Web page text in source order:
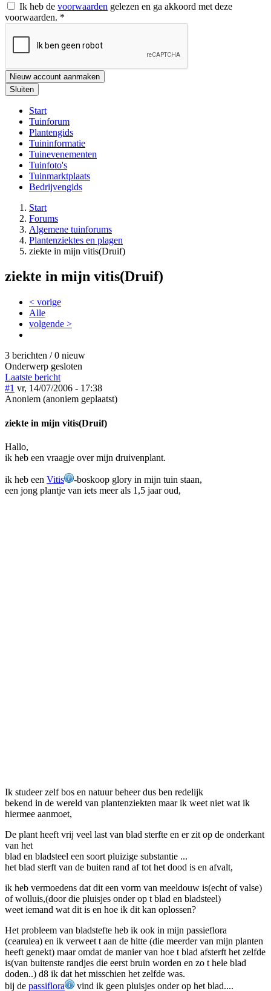
Ik heb de voorwaarden gelezen en ga akkoord met deze
voorwaarden. *
Nieuw account aanmaken
Sluiten
Start
Tuinforum
Plantengids
Tuininformatie
Tuinevenementen
Tuinfoto's
Tuinmarktplaats
Bedrijvengids
Start
Forums
Algemene tuinforums
Plantenziektes en plagen
ziekte in mijn vitis(Druif)
ziekte in mijn vitis(Druif)
< vorige
Alle
volgende >
3 berichten / 0 nieuw
Onderwerp gesloten
Laatste bericht
#1 vr, 14/07/2006 - 17:38
Anoniem (anoniem geplaatst)
ziekte in mijn vitis(Druif)
Hallo,
ik heb een vraagje over mijn druivenplant.
ik heb een Vitis
-boskoop glory in mijn tuin staan,
een jong plantje van iets meer als 1,5 jaar oud,
Ik studeer zelf bos en natuur beheer dus ben redelijk
bekend in de wereld van plantenziekten maar ik weet niet wat ik
hiermee aanmoet,
De plant heeft vrij veel last van blad sterfte en er zit op de onderkant
van het
blad en bladsteel een soort pluizige substantie ...
het blad sterft van de buiten rand af tot het dood is en afvalt,
ik heb vermoedens dat dit een vorm van meeldouw is(echt of valse)
of wolluis,(door die pluisjes onder op t blad en bladsteel)
weet iemand wat dit is en hoe ik dit kan oplossen?
Het probleem van bladstefte heb ik ook in mijn passieflora
(cearulea) en ik verweet t aan de hitte (die meerder van mijn planten
heeft genekt) maar omdat de manier van hoe t blad afsterft het zelfde
is(van buitenste randjes die eerst bruin worden en zo t hele blad
doden..) d8 ik dat het misschien het zelfde was.
bij de passiflora vind ik geen pluisjes onder op het blad....